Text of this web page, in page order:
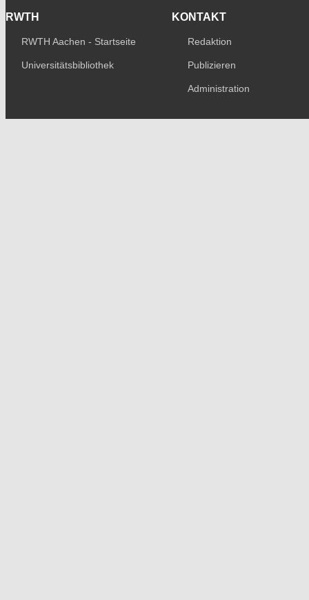
RWTH
RWTH Aachen - Startseite
Universitätsbibliothek
KONTAKT
Redaktion
Publizieren
Administration